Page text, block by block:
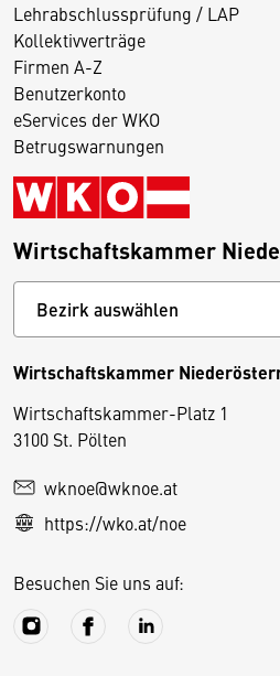
Lehrabschlussprüfung / LAP
Kollektivverträge
Firmen A-Z
Benutzerkonto
eServices der WKO
Betrugswarnungen
Wirtschaftskammer
Wirtschaftskammer
Wirtschaftskammer-Platz 1
3100 St. Pölten
wknoe@wknoe.at
https://wko.at/noe
Besuchen Sie uns auf:
D
e
s
S
e